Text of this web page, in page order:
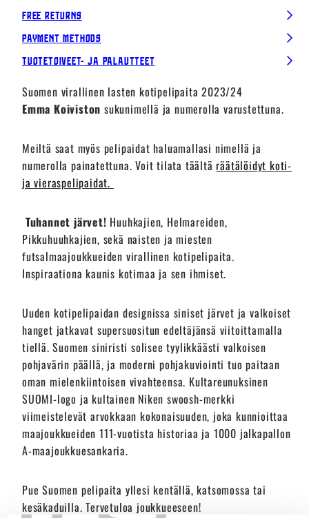
Free Returns
Payment Methods
Tuotetoiveet- ja palautteet
Suomen virallinen lasten kotipelipaita 2023/24
Emma Koivistonsukunimellä ja numerolla varustettuna.
Meiltä saat myös pelipaidat haluamallasi nimellä ja
numerolla painatettuna. Voit tilata täältä räätälöidyt koti-
ja vieraspelipaidat.
Tuhannet järvet! Huuhkajien, Helmareiden,
Pikkuhuuhkajien, sekä naisten ja miesten
futsalmaajoukkueiden virallinen kotipelipaita.
Inspiraationa kaunis kotimaa ja sen ihmiset.
Uuden kotipelipaidan designissa siniset järvet ja valkoiset
hanget jatkavat supersuositun edeltäjänsä viitoittamalla
tiellä. Suomen siniristi solisee tyylikkäästi valkoisen
pohjavärin päällä, ja moderni pohjakuviointi tuo paitaan
oman mielenkiintoisen vivahteensa. Kultareunuksinen
SUOMI-logo ja kultainen Niken swoosh-merkki
viimeistelevät arvokkaan kokonaisuuden, joka kunnioittaa
maajoukkueiden 111-vuotista historiaa ja 1000 jalkapallon
A-maajoukkuesankaria.
Pue Suomen pelipaita yllesi kentällä, katsomossa tai
kesäkaduilla. Tervetuloa joukkueeseen!